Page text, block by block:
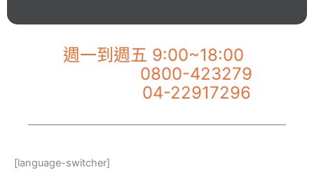
週一到週五 9:00~18:00
0800-423279
04-22917296
[language-switcher]